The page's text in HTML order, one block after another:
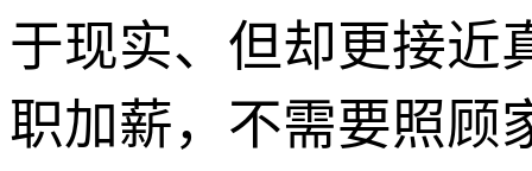
于现实、但却更接近
职加薪，不需要照顾